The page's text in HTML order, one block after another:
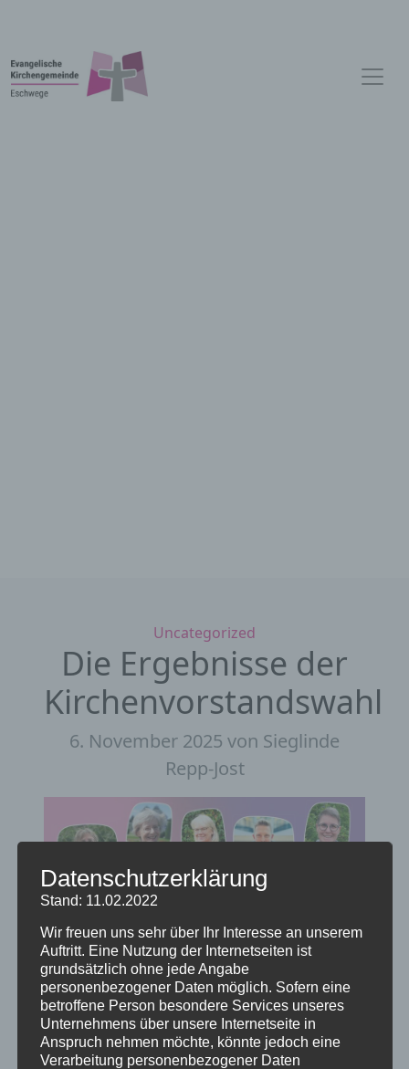
Kategorien
Uncategorized
Die Ergebnisse der
Kirchenvorstandswahl
6. November 2025 von Sieglinde
Repp-Jost
Datenschutzerklärung
Stand: 11.02.2022
Wir freuen uns sehr über Ihr Interesse an unserem
Auftritt. Eine Nutzung der Internetseiten ist
grundsätzlich ohne jede Angabe
personenbezogener Daten möglich. Sofern eine
betroffene Person besondere Services unseres
Unternehmens über unsere Internetseite in
Anspruch nehmen möchte, könnte jedoch eine
Verarbeitung personenbezogener Daten